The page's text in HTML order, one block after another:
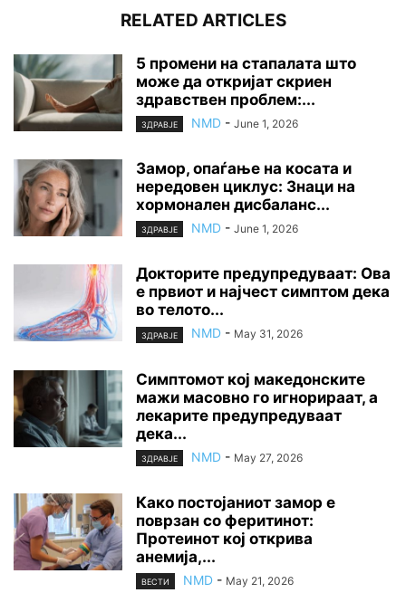
RELATED ARTICLES
5 промени на стапалата што
може да откријат скриен
здравствен проблем:...
ЗДРАВЈЕ NMD - June 1, 2026
Замор, опаѓање на косата и
нередовен циклус: Знаци на
хормонален дисбаланс...
ЗДРАВЈЕ NMD - June 1, 2026
Докторите предупредуваат: Ова
е првиот и најчест симптом дека
во телото...
ЗДРАВЈЕ NMD - May 31, 2026
Симптомот кој македонските
мажи масовно го игнорираат, а
лекарите предупредуваат
дека...
ЗДРАВЈЕ NMD - May 27, 2026
Како постојаниот замор е
поврзан со феритинот:
Протеинот кој открива
анемија,...
ВЕСТИ NMD - May 21, 2026